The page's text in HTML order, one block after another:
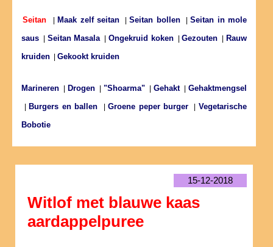
Seitan Maak zelf seitan |Seitan bollen|Seitan in mole
saus
Seitan Masala|Ongekruid koken|Gezouten
Rauw
kruiden
Gekookt kruiden
Marineren Drogen "Shoarma" Gehakt|Gehaktmengsel
Burgers en ballen |Groene peper burger |Vegetarische
Bobotie
15-12-2018
Witlof met blauwe kaas
aardappelpuree